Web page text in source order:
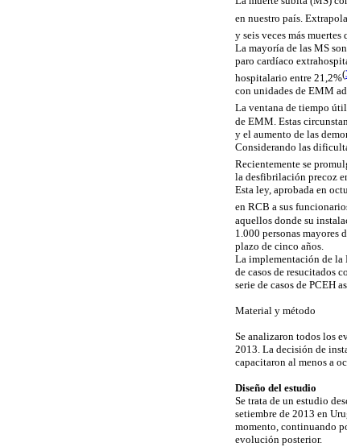
en nuestro país.
y seis veces más
La mayoría de las MS son
paro cardíaco
hospitalario entre 21,2%(
con unidades de EMM
La ventana de tiempo
de EMM. Estas
y el aumento de las
Considerando las
Recientemente se
la desfibrilación precoz
Esta ley, aprobada en
en RCB a sus
aquellos donde su
1.000 personas mayores
plazo de cinco años.
La implementación de la
de casos de resucitados
serie de casos de PCEH
Material y método
Se analizaron todos los
2013. La decisión de
capacitaron al menos a
Diseño del estudio
Se trata de un estudio
setiembre de 2013 en
momento, continuando
evolución posterior.